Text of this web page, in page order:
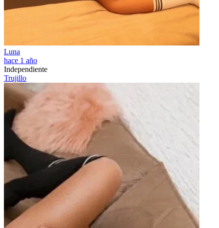
Luna
hace 1 año
Independiente
Trujillo